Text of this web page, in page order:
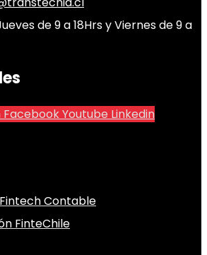
de 9 a 18Hrs y Viernes de 9 a
FacebookYoutube Linkedin
Contable
FinteChile